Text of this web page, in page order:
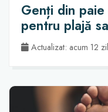
Genți din
pentru plajă
Actualizat: acum 12